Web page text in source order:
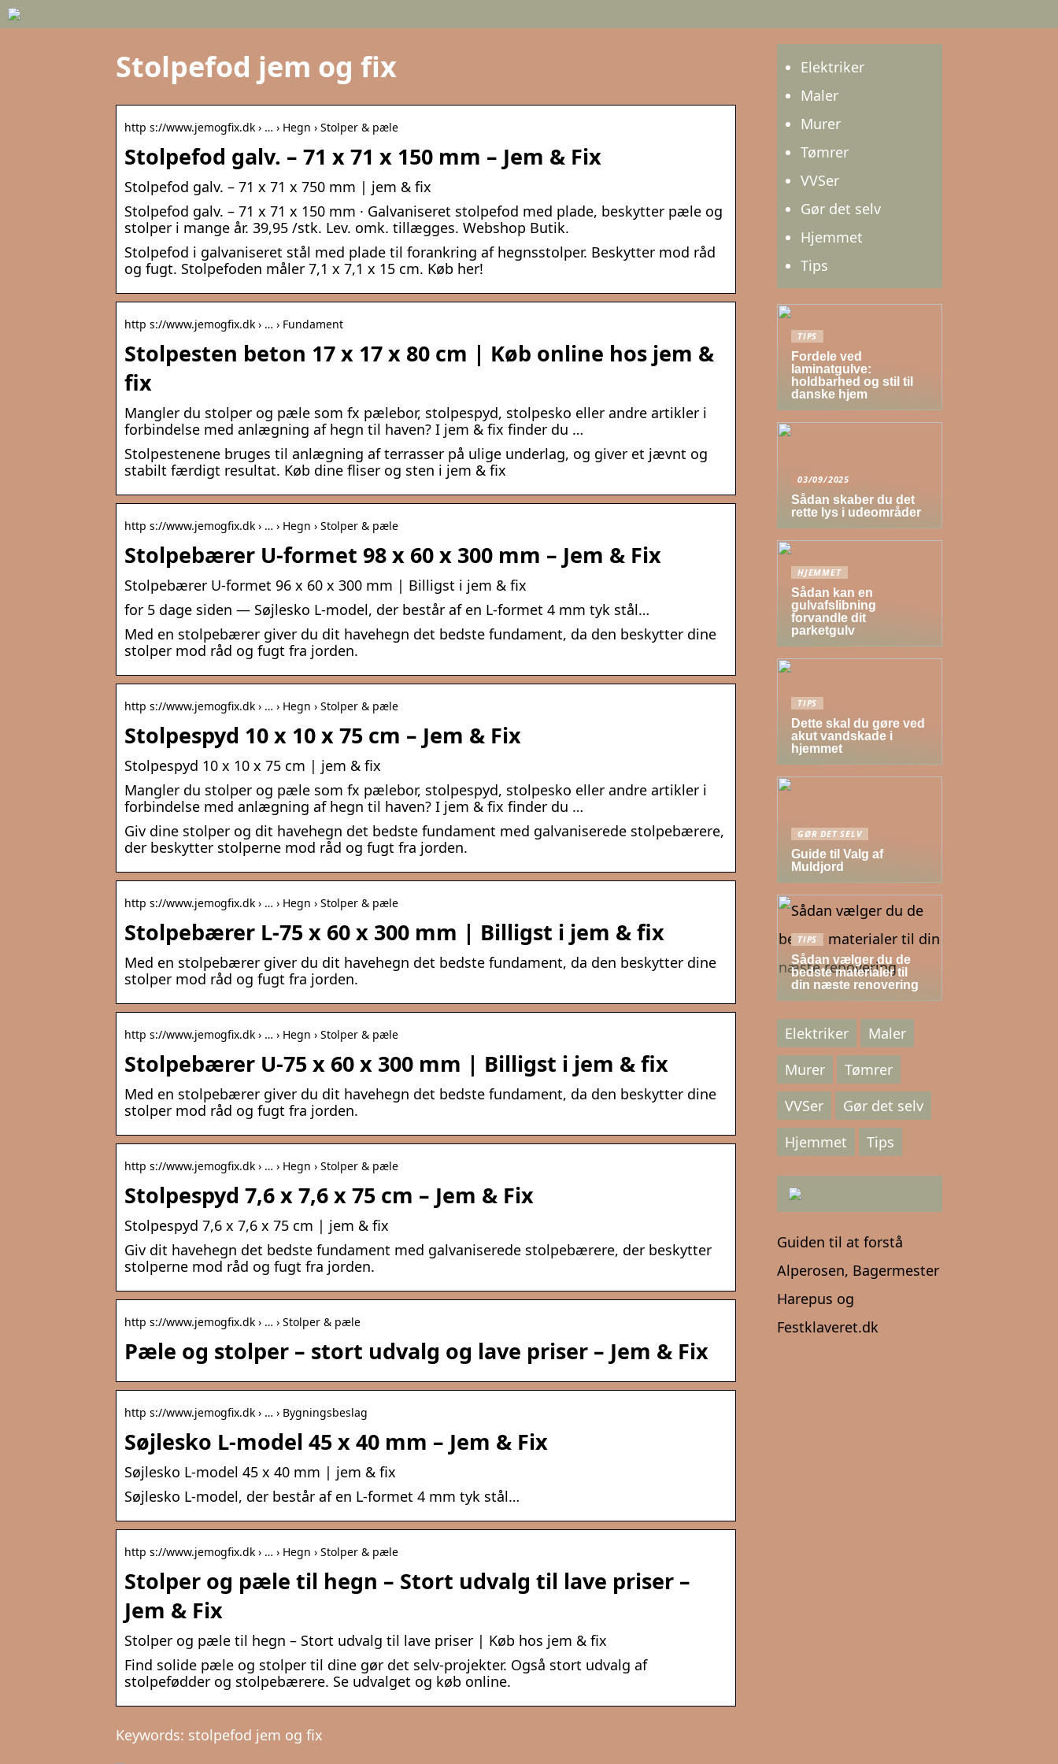
Stolpefod jem og fix
http s://www.jemogfix.dk › … › Hegn › Stolper & pæle
Stolpefod galv. – 71 x 71 x 150 mm – Jem & Fix
Stolpefod galv. – 71 x 71 x 750 mm | jem & fix
Stolpefod galv. – 71 x 71 x 150 mm · Galvaniseret stolpefod med plade, beskytter pæle og
stolper i mange år. 39,95 /stk. Lev. omk. tillægges. Webshop Butik.
Stolpefod i galvaniseret stål med plade til forankring af hegnsstolper. Beskytter mod råd
og fugt. Stolpefoden måler 7,1 x 7,1 x 15 cm. Køb her!
http s://www.jemogfix.dk › … › Fundament
Stolpesten beton 17 x 17 x 80 cm | Køb online hos jem &
fix
Mangler du stolper og pæle som fx pælebor, stolpespyd, stolpesko eller andre artikler i
forbindelse med anlægning af hegn til haven? I jem & fix finder du …
Stolpestenene bruges til anlægning af terrasser på ulige underlag, og giver et jævnt og
stabilt færdigt resultat. Køb dine fliser og sten i jem & fix
http s://www.jemogfix.dk › … › Hegn › Stolper & pæle
Stolpebærer U-formet 98 x 60 x 300 mm – Jem & Fix
Stolpebærer U-formet 96 x 60 x 300 mm | Billigst i jem & fix
for 5 dage siden — Søjlesko L-model, der består af en L-formet 4 mm tyk stål…
Med en stolpebærer giver du dit havehegn det bedste fundament, da den beskytter dine
stolper mod råd og fugt fra jorden.
http s://www.jemogfix.dk › … › Hegn › Stolper & pæle
Stolpespyd 10 x 10 x 75 cm – Jem & Fix
Stolpespyd 10 x 10 x 75 cm | jem & fix
Mangler du stolper og pæle som fx pælebor, stolpespyd, stolpesko eller andre artikler i
forbindelse med anlægning af hegn til haven? I jem & fix finder du …
Giv dine stolper og dit havehegn det bedste fundament med galvaniserede stolpebærere,
der beskytter stolperne mod råd og fugt fra jorden.
http s://www.jemogfix.dk › … › Hegn › Stolper & pæle
Stolpebærer L-75 x 60 x 300 mm | Billigst i jem & fix
Med en stolpebærer giver du dit havehegn det bedste fundament, da den beskytter dine
stolper mod råd og fugt fra jorden.
http s://www.jemogfix.dk › … › Hegn › Stolper & pæle
Stolpebærer U-75 x 60 x 300 mm | Billigst i jem & fix
Med en stolpebærer giver du dit havehegn det bedste fundament, da den beskytter dine
stolper mod råd og fugt fra jorden.
http s://www.jemogfix.dk › … › Hegn › Stolper & pæle
Stolpespyd 7,6 x 7,6 x 75 cm – Jem & Fix
Stolpespyd 7,6 x 7,6 x 75 cm | jem & fix
Giv dit havehegn det bedste fundament med galvaniserede stolpebærere, der beskytter
stolperne mod råd og fugt fra jorden.
http s://www.jemogfix.dk › … › Stolper & pæle
Pæle og stolper – stort udvalg og lave priser – Jem & Fix
http s://www.jemogfix.dk › … › Bygningsbeslag
Søjlesko L-model 45 x 40 mm – Jem & Fix
Søjlesko L-model 45 x 40 mm | jem & fix
Søjlesko L-model, der består af en L-formet 4 mm tyk stål…
http s://www.jemogfix.dk › … › Hegn › Stolper & pæle
Stolper og pæle til hegn – Stort udvalg til lave priser –
Jem & Fix
Stolper og pæle til hegn – Stort udvalg til lave priser | Køb hos jem & fix
Find solide pæle og stolper til dine gør det selv-projekter. Også stort udvalg af
stolpefødder og stolpebærere. Se udvalget og køb online.
Keywords: stolpefod jem og fix
Elektriker
Maler
Murer
Tømrer
VVSer
Gør det selv
Hjemmet
Tips
TIPS
Fordele ved
laminatgulve:
holdbarhed og stil til
danske hjem
03/09/2025
Sådan skaber du det
rette lys i udeområder
HJEMMET
Sådan kan en
gulvafslibning
forvandle dit
parketgulv
TIPS
Dette skal du gøre ved
akut vandskade i
hjemmet
GØR DET SELV
Guide til Valg af
Muldjord
TIPS
Sådan vælger du de
bedste materialer til
din næste renovering
Elektriker
Maler
Murer
Tømrer
VVSer
Gør det selv
Hjemmet
Tips
Guiden til at forstå
Alperosen, Bagermester
Harepus og
Festklaveret.dk